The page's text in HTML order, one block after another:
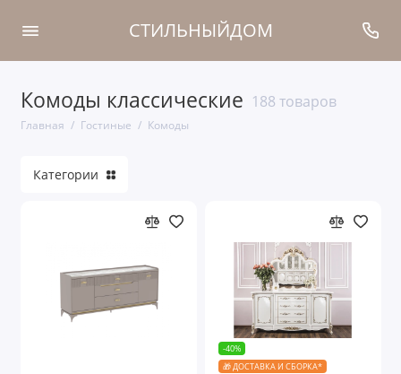
СТИЛЬНЫЙДОМ
Комоды классические 188 товаров
Главная Гостиные Комоды
Наборы для гостиной
ТВ тумбы
Зеркала для гостиной
Категории
-40%
🎁 ДОСТАВКА И СБОРКА*